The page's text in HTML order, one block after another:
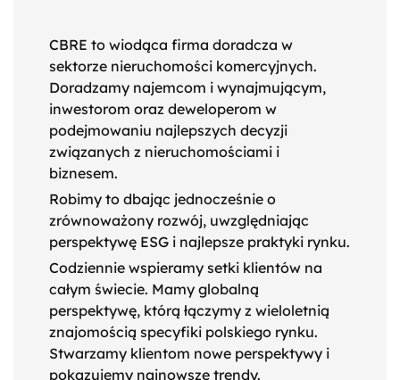
CBRE to wiodąca firma doradcza w
sektorze nieruchomości komercyjnych.
Doradzamy najemcom i wynajmującym,
inwestorom oraz deweloperom w
podejmowaniu najlepszych decyzji
związanych z nieruchomościami i
biznesem.
Robimy to dbając jednocześnie o
zrównoważony rozwój, uwzględniając
perspektywę ESG i najlepsze praktyki rynku.
Codziennie wspieramy setki klientów na
całym świecie. Mamy globalną
perspektywę, którą łączymy z wieloletnią
znajomością specyfiki polskiego rynku.
Stwarzamy klientom nowe perspektywy i
pokazujemy najnowsze trendy.